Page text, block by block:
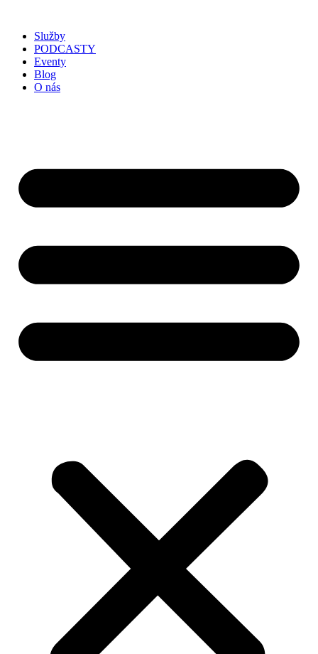
Služby
PODCASTY
Eventy
Blog
O nás